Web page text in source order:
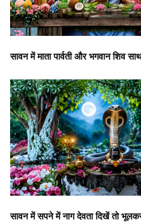
सावन में माता पार्वती और भगवान शिव
सावन में सपने में नाग देवता दिखें तो